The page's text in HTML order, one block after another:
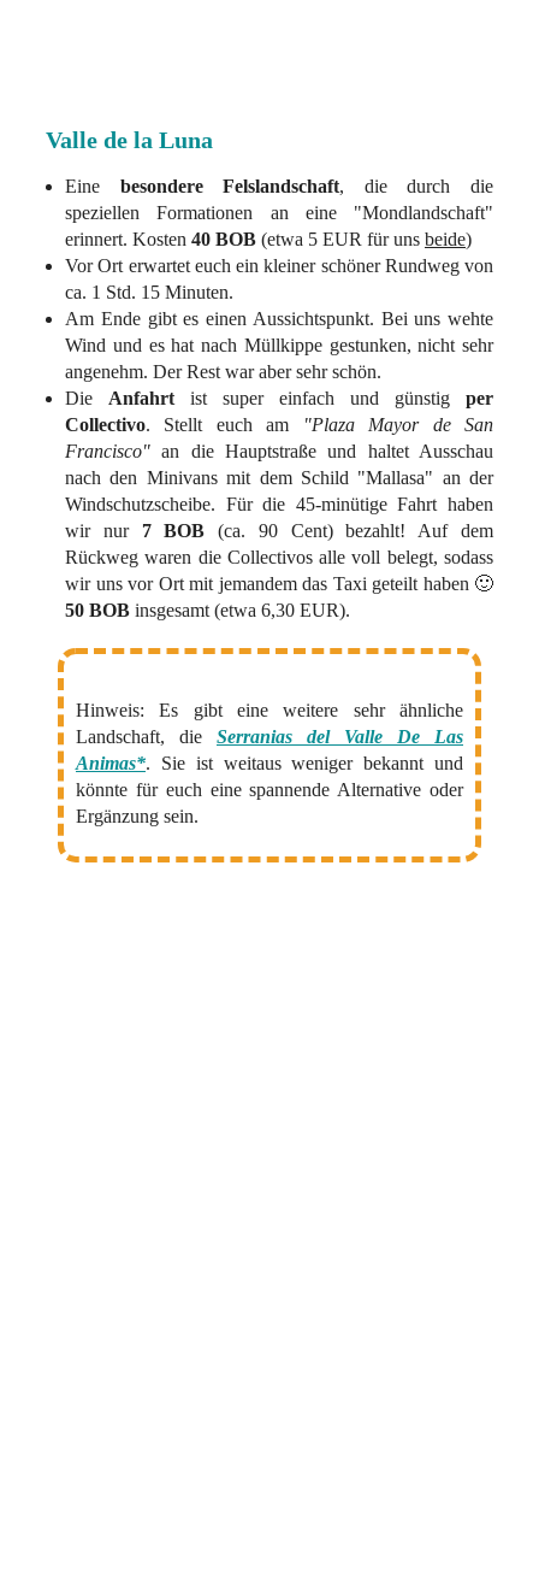
Valle de la Luna
Eine besondere Felslandschaft, die durch die
speziellen Formationen an eine "Mondlandschaft"
erinnert. Kosten 40 BOB (etwa 5 EUR für uns beide)
Vor Ort erwartet euch ein kleiner schöner Rundweg von
ca. 1 Std. 15 Minuten.
Am Ende gibt es einen Aussichtspunkt. Bei uns wehte
Wind und es hat nach Müllkippe gestunken, nicht sehr
angenehm. Der Rest war aber sehr schön.
Die Anfahrt ist super einfach und günstig per
Collectivo. Stellt euch am
"Plaza Mayor de San
Francisco" an die Hauptstraße und haltet Ausschau
nach den Minivans mit dem Schild "Mallasa" an der
Windschutzscheibe. Für die 45-minütige Fahrt haben
wir nur 7 BOB (ca. 90 Cent) bezahlt! Auf dem
Rückweg waren die Collectivos alle voll belegt, sodass
wir uns vor Ort mit jemandem das Taxi geteilt haben 🙂
50 BOB insgesamt (etwa 6,30 EUR).
Hinweis: Es gibt eine weitere sehr ähnliche
Landschaft, die Serranias del Valle De Las
Animas*. Sie ist weitaus weniger bekannt und
könnte für euch eine spannende Alternative oder
Ergänzung sein.